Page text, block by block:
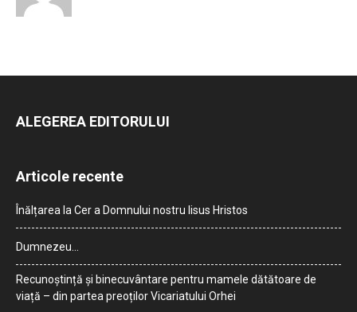
ALEGEREA EDITORULUI
Articole recente
Înălțarea la Cer a Domnului nostru Iisus Hristos
Dumnezeu…
Recunoștință și binecuvântare pentru mamele dătătoare de
viață – din partea preoților Vicariatului Orhei